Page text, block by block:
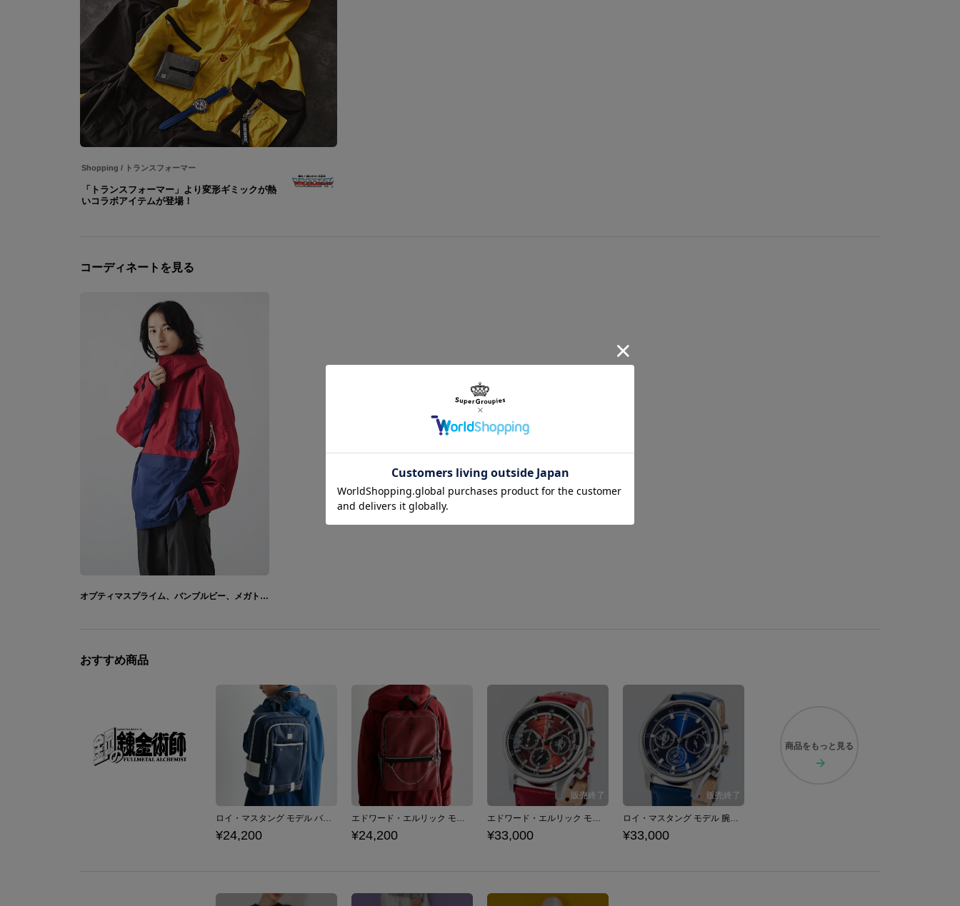
Shopping / トランスフォーマー
「トランスフォーマー」より変形ギミックが熱
いコラボアイテムが登場！
コーディネートを見る
オプティマスプライム、バンブルビー、メガトロン モデル ポケッタブルアウター トランスフォーマー
おすすめ商品
ロイ・マスタング モデル バックパック 鋼の錬金術師
¥24,200
エドワード・エルリック モデル バックパック 鋼の錬金術師
¥24,200
エドワード・エルリック モデル 腕時計 鋼の錬金術師
¥33,000
ロイ・マスタング モデル 腕時計 鋼の錬金術師
¥33,000
商品を もっと見る